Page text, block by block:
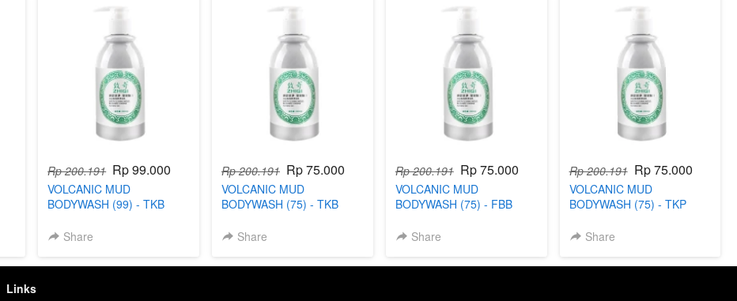
Rp 200.191 Rp 99.000
VOLCANIC MUD
BODYWASH (99) - TKB
Share
Rp 200.191 Rp 75.000
VOLCANIC MUD
BODYWASH (75) - TKB
Share
Rp 200.191 Rp 75.000
VOLCANIC MUD
BODYWASH (75) - FBB
Share
Rp 200.191 Rp 75.000
VOLCANIC MUD
BODYWASH (75) - TKP
Share
Links